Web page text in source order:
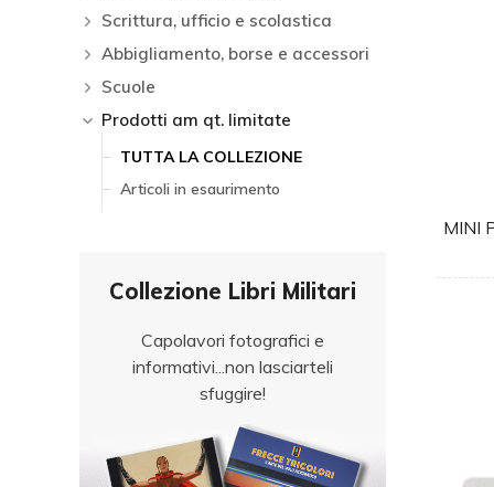
Scrittura, ufficio e scolastica
Abbigliamento, borse e accessori
Scuole
Prodotti am qt. limitate
TUTTA LA COLLEZIONE
Articoli in esaurimento
Collezione Libri Militari
Capolavori fotografici e
informativi...non lasciarteli
sfuggire!
MINI